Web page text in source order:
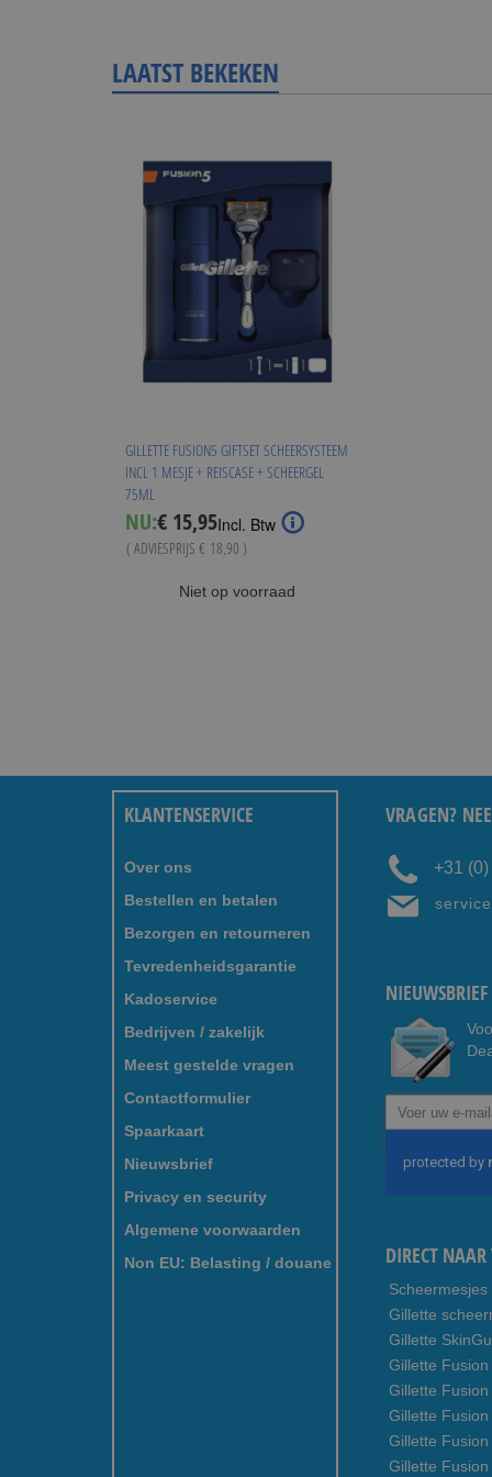
LAATST BEKEKEN
GILLETTE FUSION5 GIFTSET SCHEERSYSTEEM
INCL 1 MESJE + REISCASE + SCHEERGEL
75ML
NU:Special
Price
€ 15,95Incl. Btw
( ADVIESPRIJS € 18,90 )
Niet op voorraad
KLANTENSERVICE
Over ons
Bestellen en betalen
Bezorgen en retourneren
Tevredenheidsgarantie
Kadoservice
Bedrijven / zakelijk
Meest gestelde vragen
Contactformulier
Spaarkaart
Nieuwsbrief
Privacy en security
Algemene voorwaarden
Non EU: Belasting / douane
VRAGEN?
+31
Abonneer
u
onze
DIRECT NAAR
Scheermesjes
Gillette
Gillette
Gillette Fusion
Gillette
Gillette Fusion
Gillette
Gillette